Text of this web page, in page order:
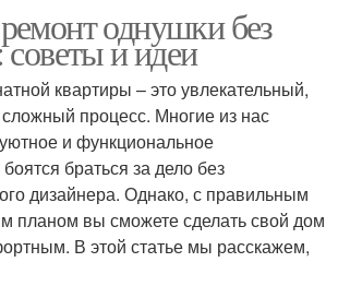
однушки без
советы и идеи
квартиры – это увлекательный,
процесс. Многие из нас
и функциональное
браться за дело без
дизайнера. Однако, с правильным
планом вы сможете сделать свой дом
В этой статье мы расскажем,